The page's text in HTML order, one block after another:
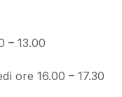
– 13.00
ore 16.00 – 17.30